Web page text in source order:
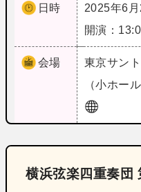
日時
2025年6月
開演：
会場 東京サン
（小ホール
横浜弦楽四重奏団